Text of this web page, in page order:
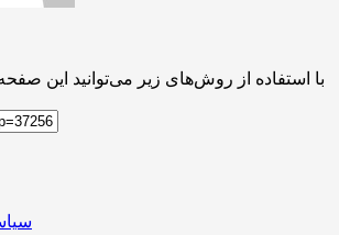
با استفاده از روش‌های زیر می‌توانید این